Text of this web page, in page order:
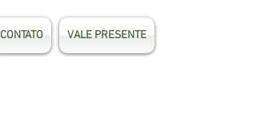
CONTATO VALE PRESENTE